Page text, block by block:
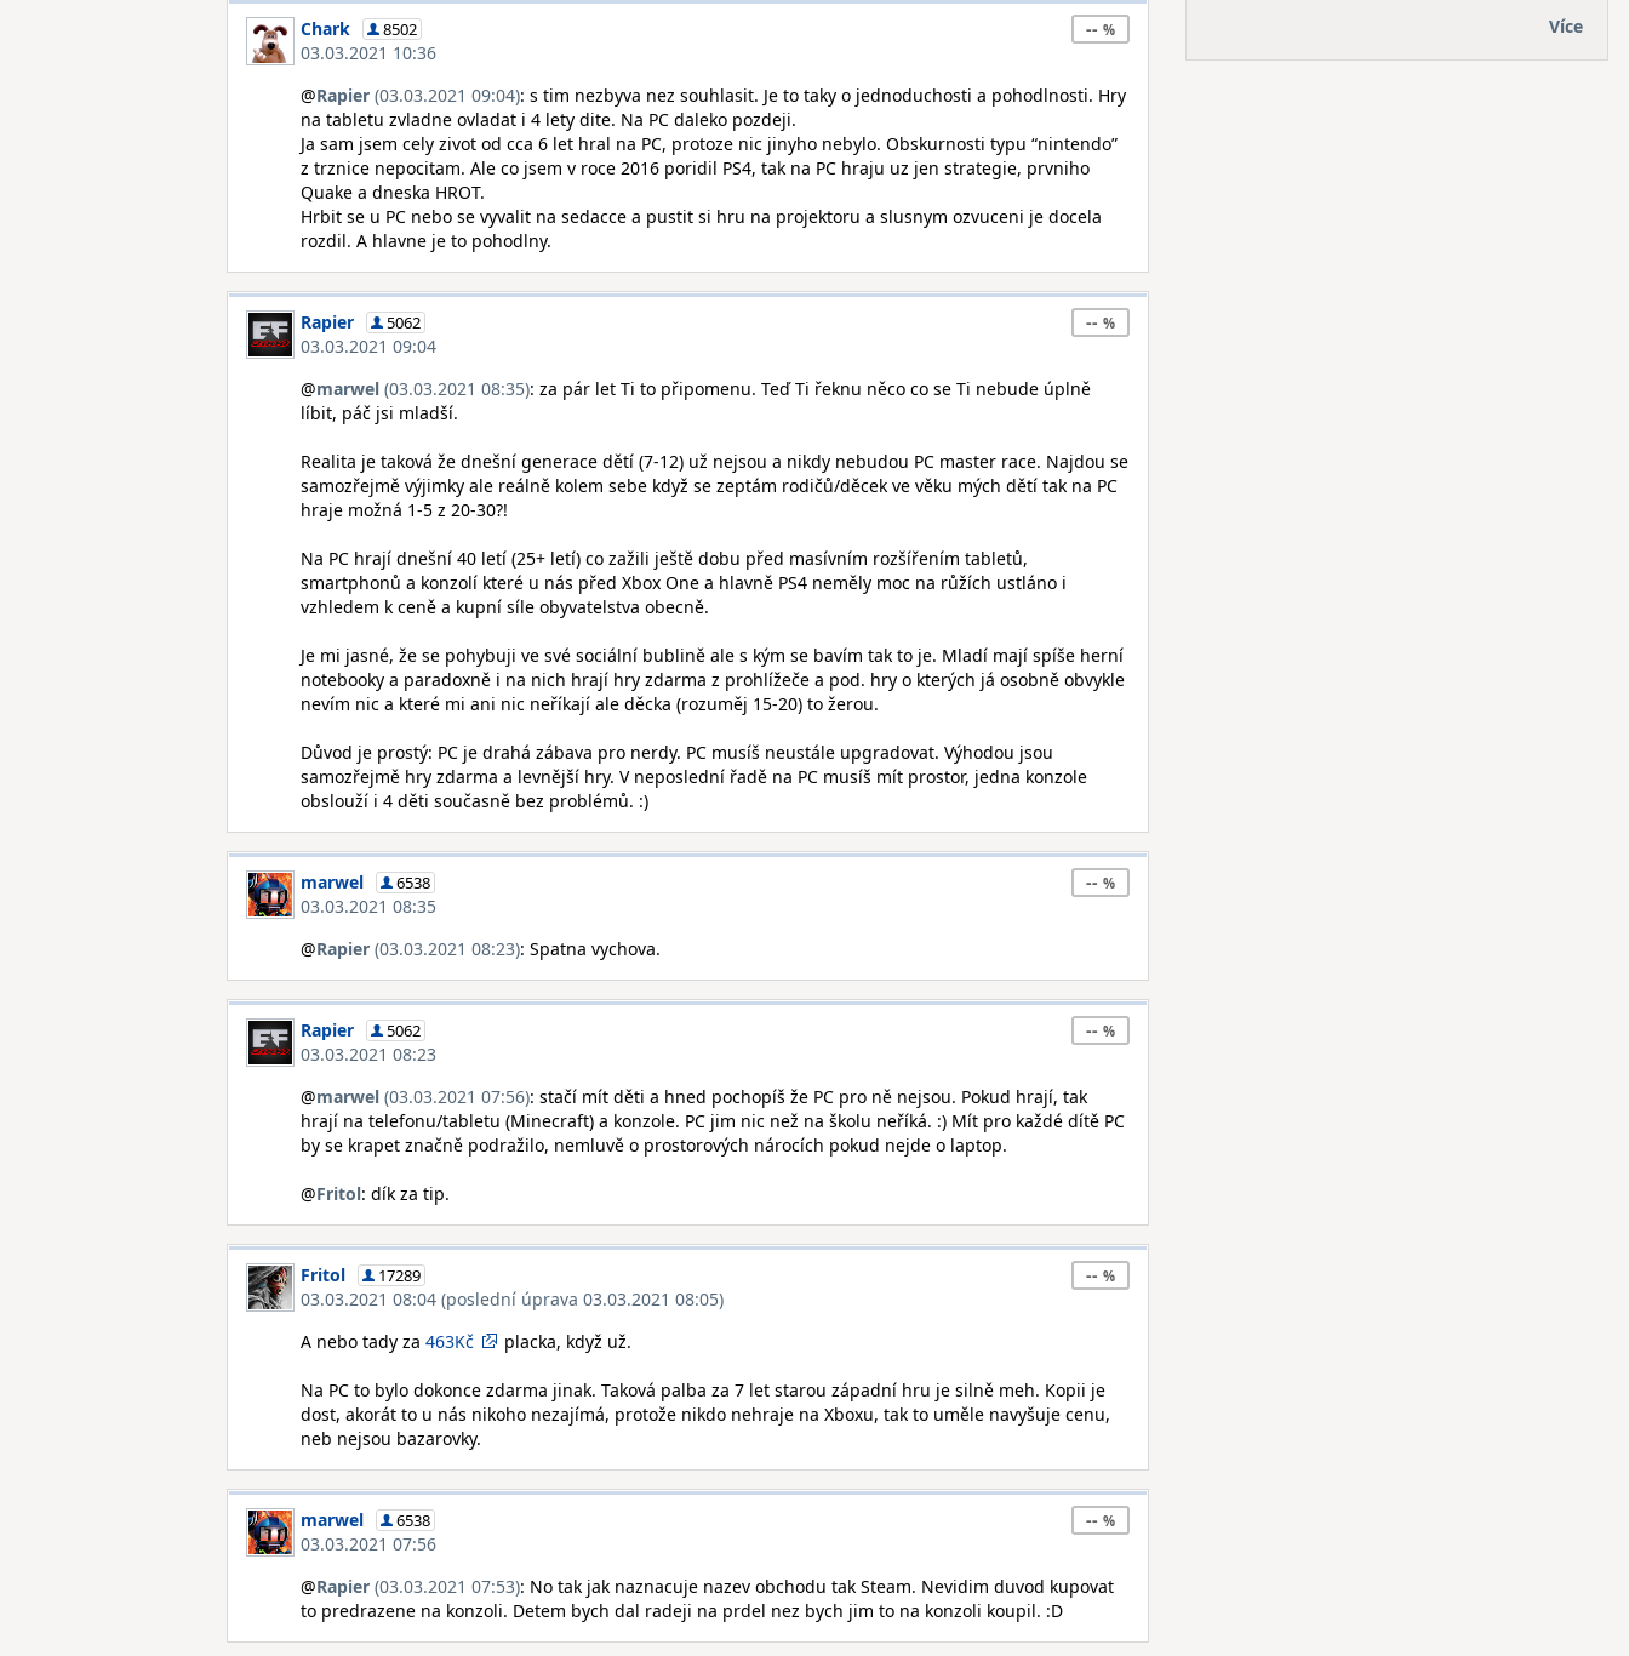
Chark 8502
03.03.2021 10:36
--
@Rapier (03.03.2021 09:04): s tim nezbyva nez souhlasit. Je to taky o jednoduchosti a pohodlnosti. Hry
na tabletu zvladne ovladat i 4 lety dite. Na PC daleko pozdeji.
Ja sam jsem cely zivot od cca 6 let hral na PC, protoze nic jinyho nebylo. Obskurnosti typu “nintendo”
z trznice nepocitam. Ale co jsem v roce 2016 poridil PS4, tak na PC hraju uz jen strategie, prvniho
Quake a dneska HROT.
Hrbit se u PC nebo se vyvalit na sedacce a pustit si hru na projektoru a slusnym ozvuceni je docela
rozdil. A hlavne je to pohodlny.
Rapier 5062
03.03.2021 09:04
--
@marwel (03.03.2021 08:35): za pár let Ti to připomenu. Teď Ti řeknu něco co se Ti nebude úplně
líbit, páč jsi mladší.
Realita je taková že dnešní generace dětí (7-12) už nejsou a nikdy nebudou PC master race. Najdou se
samozřejmě výjimky ale reálně kolem sebe když se zeptám rodičů/děcek ve věku mých dětí tak na PC
hraje možná 1-5 z 20-30?!
Na PC hrají dnešní 40 letí (25+ letí) co zažili ještě dobu před masívním rozšířením tabletů,
smartphonů a konzolí které u nás před Xbox One a hlavně PS4 neměly moc na růžích ustláno i
vzhledem k ceně a kupní síle obyvatelstva obecně.
Je mi jasné, že se pohybuji ve své sociální bublině ale s kým se bavím tak to je. Mladí mají spíše herní
notebooky a paradoxně i na nich hrají hry zdarma z prohlížeče a pod. hry o kterých já osobně obvykle
nevím nic a které mi ani nic neříkají ale děcka (rozuměj 15-20) to žerou.
Důvod je prostý: PC je drahá zábava pro nerdy. PC musíš neustále upgradovat. Výhodou jsou
samozřejmě hry zdarma a levnější hry. V neposlední řadě na PC musíš mít prostor, jedna konzole
obslouží i 4 děti současně bez problémů. :)
marwel 6538
03.03.2021 08:35
--
@Rapier (03.03.2021 08:23): Spatna vychova.
Rapier 5062
03.03.2021 08:23
--
@marwel (03.03.2021 07:56): stačí mít děti a hned pochopíš že PC pro ně nejsou. Pokud hrají, tak
hrají na telefonu/tabletu (Minecraft) a konzole. PC jim nic než na školu neříká. :) Mít pro každé dítě PC
by se krapet značně podražilo, nemluvě o prostorových nárocích pokud nejde o laptop.
@Fritol: dík za tip.
Fritol 17289
03.03.2021 08:04 (poslední úprava 03.03.2021 08:05)
--
A nebo tady za 463Kč placka, když už.
Na PC to bylo dokonce zdarma jinak. Taková palba za 7 let starou západní hru je silně meh. Kopii je
dost, akorát to u nás nikoho nezajímá, protože nikdo nehraje na Xboxu, tak to uměle navyšuje cenu,
neb nejsou bazarovky.
marwel 6538
03.03.2021 07:56
--
@Rapier (03.03.2021 07:53): No tak jak naznacuje nazev obchodu tak Steam. Nevidim duvod kupovat
to predrazene na konzoli. Detem bych dal radeji na prdel nez bych jim to na konzoli koupil. :D
Více